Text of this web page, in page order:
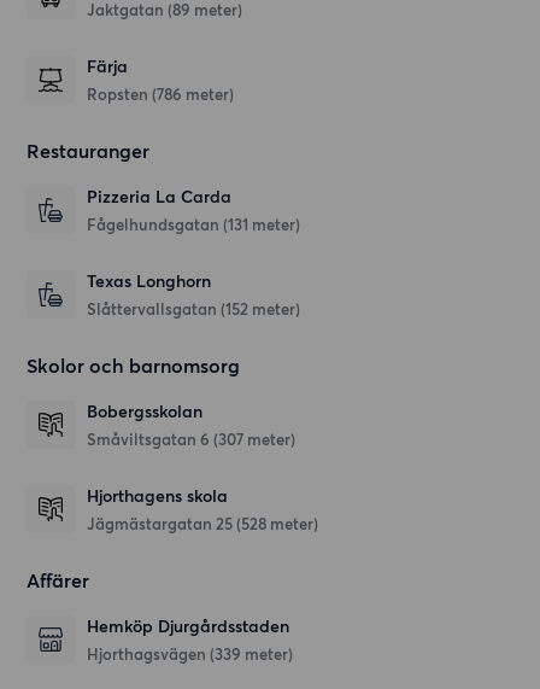
Jaktgatan (89 meter)
Färja
Ropsten (786 meter)
Restauranger
Pizzeria La Carda
Fågelhundsgatan (131 meter)
Texas Longhorn
Slåttervallsgatan (152 meter)
Skolor och barnomsorg
Bobergsskolan
Småviltsgatan 6 (307 meter)
Hjorthagens skola
Jägmästargatan 25 (528 meter)
Affärer
Hemköp Djurgårdsstaden
Hjorthagsvägen (339 meter)